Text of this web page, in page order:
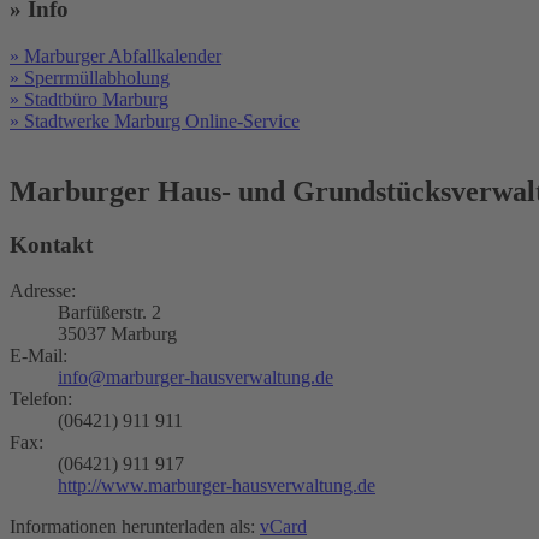
» Info
» Marburger Abfallkalender
» Sperrmüllabholung
» Stadtbüro Marburg
» Stadtwerke Marburg Online-Service
Marburger Haus- und
Kontakt
Adresse:
Barfüßerstr. 2
35037 Marburg
E-Mail:
info@marburger-hausverwaltung.de
Telefon:
(06421) 911 911
Fax:
(06421) 911 917
http://www.marburger-hausverwaltung.de
Informationen herunterladen als: vCard